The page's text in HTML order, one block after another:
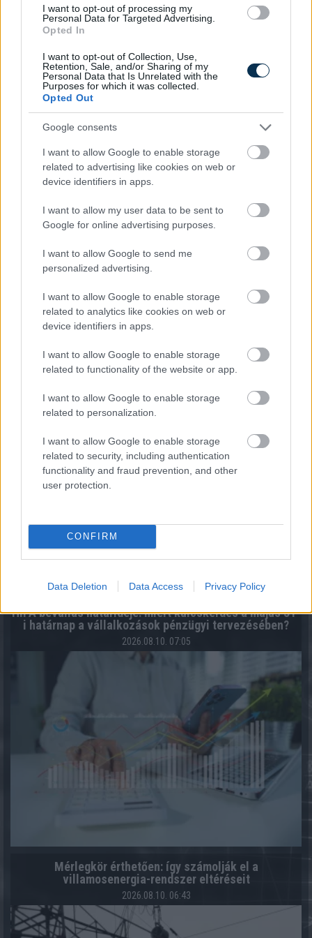
I want to opt-out of processing my
Personal Data for Targeted Advertising.
Opted In
I want to opt-out of Collection, Use,
Retention, Sale, and/or Sharing of my
Personal Data that Is Unrelated with the
Purposes for which it was collected.
Opted Out
Google consents
I want to allow Google to enable storage
related to advertising like cookies on web or
device identifiers in apps.
I want to allow my user data to be sent to
Google for online advertising purposes.
I want to allow Google to send me
personalized advertising.
I want to allow Google to enable storage
related to analytics like cookies on web or
device identifiers in apps.
I want to allow Google to enable storage
related to functionality of the website or app.
I want to allow Google to enable storage
related to personalization.
I want to allow Google to enable storage
related to security, including authentication
functionality and fraud prevention, and other
user protection.
CONFIRM
Data Deletion Data Access Privacy Policy
Villamos energia termelés Magyarországon 2026–2027:
atomerőművek, napelemek, import és áramárak
A hőhullám elmúlik, az energetikai kihívás velünk
marad
HIPA bevallás határideje: miért kulcskérdés a május 31-
i határnap a vállalkozások pénzügyi tervezésében?
2026.08.10. 07:05
Mérlegkör érthetően: így számolják el a
villamosenergia-rendszer eltéréseit
2026.08.10. 06:43